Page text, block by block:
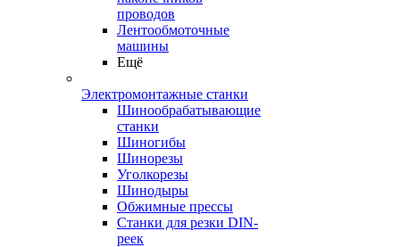
проводов
Лентообмоточные
машины
Ещё
Электромонтажные станки
Шинообрабатывающие
станки
Шиногибы
Шинорезы
Уголкорезы
Шинодыры
Обжимные прессы
Станки для резки DIN-
реек